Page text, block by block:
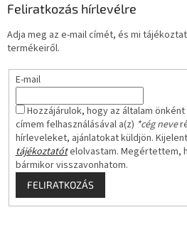
Feliratkozás hírlevélre
Adja meg az e-mail címét, és mi
termékeiről.
E-mail
Hozzájárulok, hogy az általam
címem felhasználásával a(z) *cég neve
hírleveleket, ajánlatokat küldjön.
tájékoztatótelolvastam. Megértettem,
bármikor visszavonhatom.
FELIRATKOZÁS